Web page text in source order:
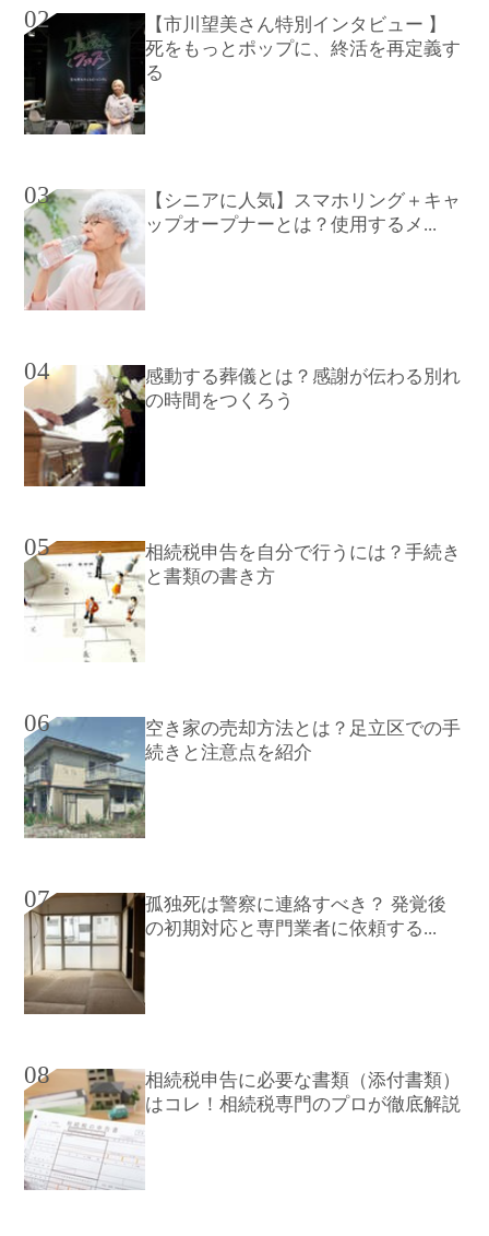
02
【市川望美さん特別インタビュー 】
死をもっとポップに、終活を再定義す
る
03
【シニアに人気】スマホリング＋キャ
ップオープナーとは？使用するメ...
04
感動する葬儀とは？感謝が伝わる別れ
の時間をつくろう
05
相続税申告を自分で行うには？手続き
と書類の書き方
06
空き家の売却方法とは？足立区での手
続きと注意点を紹介
07
孤独死は警察に連絡すべき？ 発覚後
の初期対応と専門業者に依頼する...
08
相続税申告に必要な書類（添付書類）
はコレ！相続税専門のプロが徹底解説